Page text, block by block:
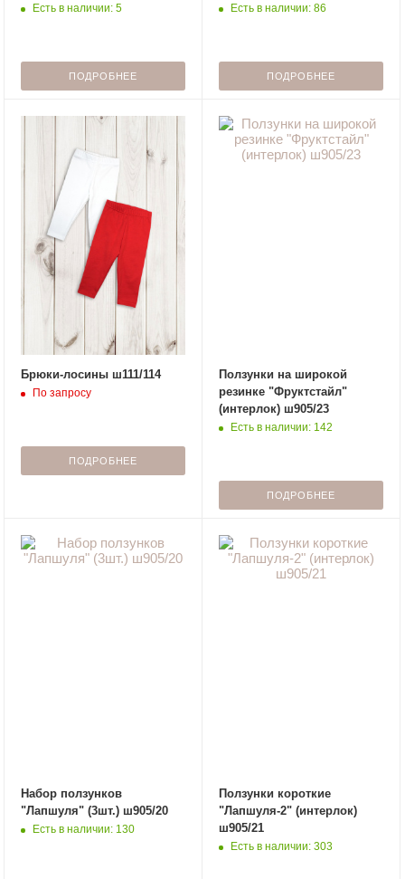
Есть в наличии: 5
ПОДРОБНЕЕ
Есть в наличии: 86
ПОДРОБНЕЕ
Брюки-лосины ш111/114
По запросу
ПОДРОБНЕЕ
Ползунки на широкой
резинке "Фруктстайл"
(интерлок) ш905/23
Есть в наличии: 142
ПОДРОБНЕЕ
Набор ползунков
"Лапшуля" (3шт.) ш905/20
Есть в наличии: 130
Ползунки короткие
"Лапшуля-2" (интерлок)
ш905/21
Есть в наличии: 303